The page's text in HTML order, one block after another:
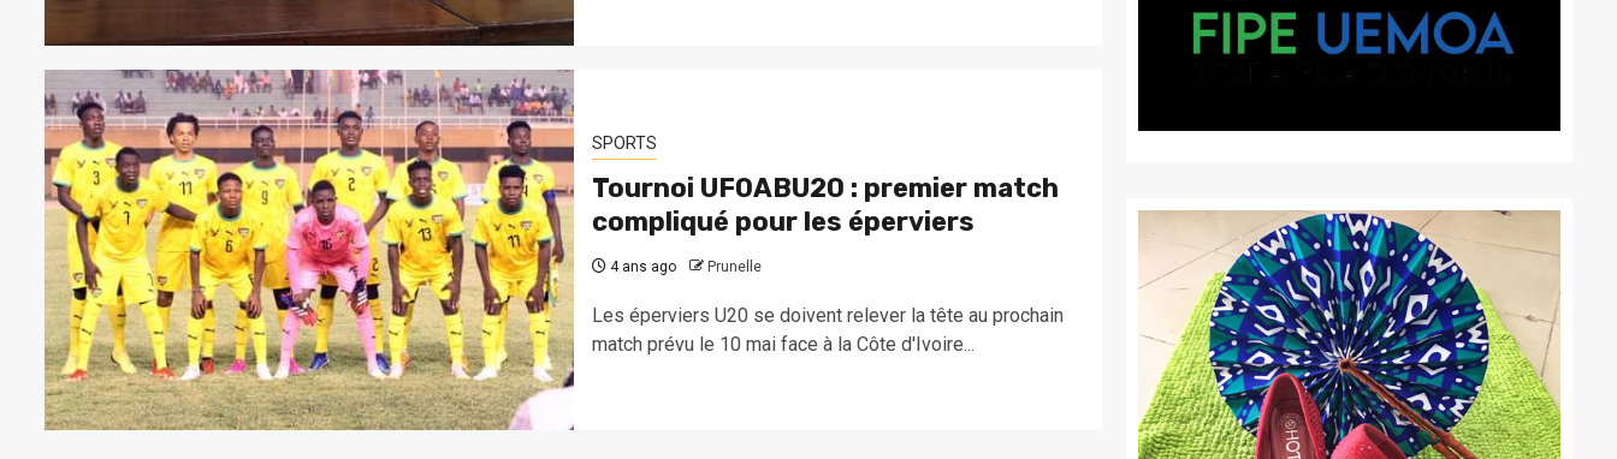
SPORTS
Tournoi UFOABU20 : premier match
compliqué pour les éperviers
4 ans ago Prunelle
Les éperviers U20 se doivent relever la tête au prochain
match prévu le 10 mai face à la Côte d'Ivoire...